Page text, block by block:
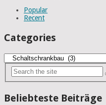
Popular
Recent
Categories
Categories
Beliebteste Beiträge